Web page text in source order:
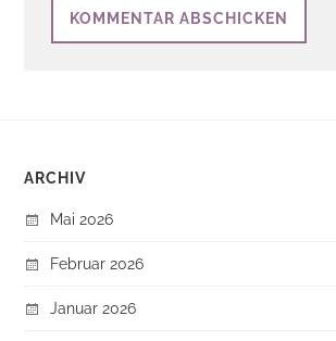
ARCHIV
Mai 2026
Februar 2026
Januar 2026